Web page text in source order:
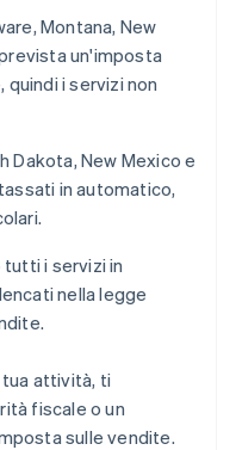
Montana, New
un'imposta
i servizi non
Dakota, New Mexico e
in automatico,
i servizi in
nella legge
attività, ti
fiscale o un
sulle vendite.